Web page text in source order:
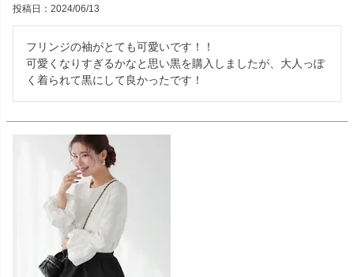
投稿日 2024/06/13
フリンジの袖がとても可愛いです！！
可愛くなりすぎるかなと思い黒を購入しましたが、大人っぽ
く着られて黒にして良かったです！